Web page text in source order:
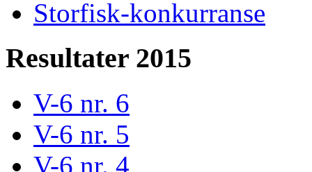
Storfisk-konkurranse
Resultater 2015
V-6 nr. 6
V-6 nr. 5
V-6 nr. 4